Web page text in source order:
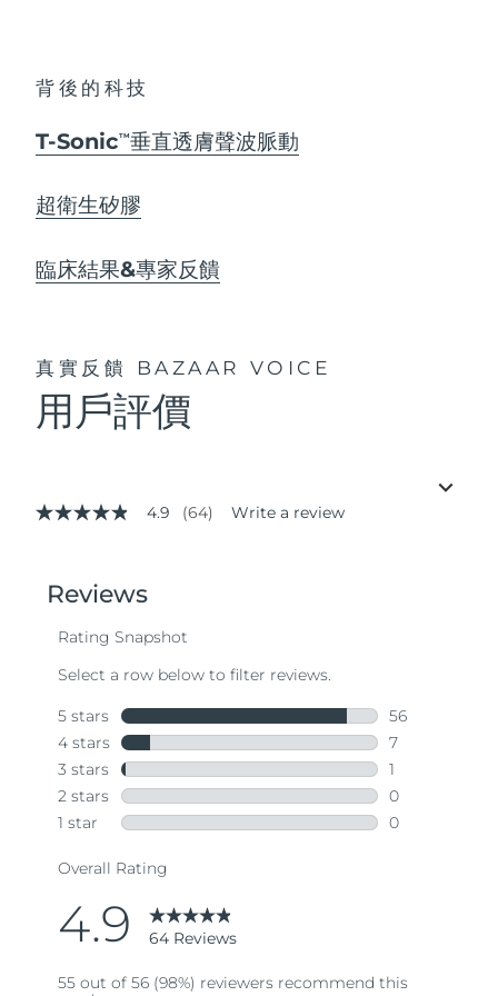
背後的科技
T-SonicTM 垂直透膚聲波脈動
超衛生矽膠
臨床結果&專家反饋
真實反饋 BAZAAR VOICE
用戶評價
4.9
stars,
average
value.
Same
page
link.
4.9 (64) Write a review